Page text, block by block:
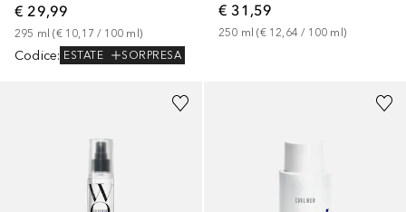
€ 29,99
295 ml (€ 10,17 / 100 ml)
Codice: ESTATE SORPRESA
€ 31,59
250 ml (€ 12,64 / 100 ml )